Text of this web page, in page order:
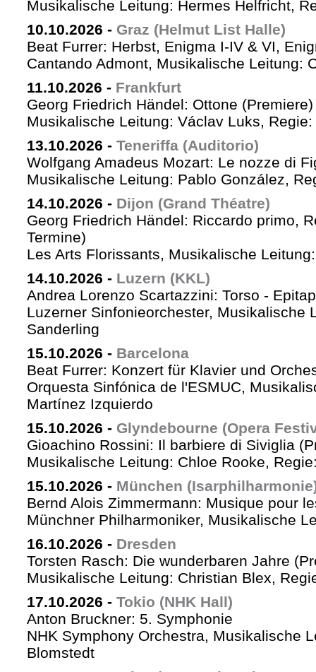
Musikalische Leitung: Hermes Helfricht,
10.10.2026 - Graz (Helmut List Halle)
Beat Furrer: Herbst, Enigma I-IV & VI,
Cantando Admont, Musikalische Leitung:
11.10.2026 - Frankfurt
Georg Friedrich Händel: Ottone (Premiere)
Musikalische Leitung: Václav Luks,
13.10.2026 - Teneriffa (Auditorio)
Wolfgang Amadeus Mozart: Le nozze di
Musikalische Leitung: Pablo González,
14.10.2026 - Dijon (Grand Théatre)
Georg Friedrich Händel: Riccardo primo,
Termine)
Les Arts Florissants, Musikalische
14.10.2026 - Luzern (KKL)
Andrea Lorenzo Scartazzini: Torso -
Luzerner Sinfonieorchester, Musikalische
Sanderling
15.10.2026 - Barcelona
Beat Furrer: Konzert für Klavier und
Orquesta Sinfónica de l'ESMUC,
Martínez Izquierdo
15.10.2026 - Glyndebourne (Opera
Gioachino Rossini: Il barbiere di Siviglia
Musikalische Leitung: Chloe Rooke,
15.10.2026 - München
Bernd Alois Zimmermann: Musique pour
Münchner Philharmoniker, Musikalische
16.10.2026 - Dresden
Torsten Rasch: Die wunderbaren Jahre
Musikalische Leitung: Christian Blex,
17.10.2026 - Tokio (NHK Hall)
Anton Bruckner: 5. Symphonie
NHK Symphony Orchestra, Musikalische
Blomstedt